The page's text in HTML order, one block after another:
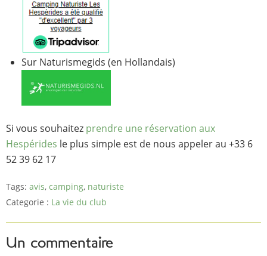
Sur Naturismegids (en Hollandais)
Si vous souhaitez prendre une réservation aux
Hespérides le plus simple est de nous appeler au +33 6
52 39 62 17
Tags: avis, camping, naturiste
Categorie : La vie du club
Un commentaire